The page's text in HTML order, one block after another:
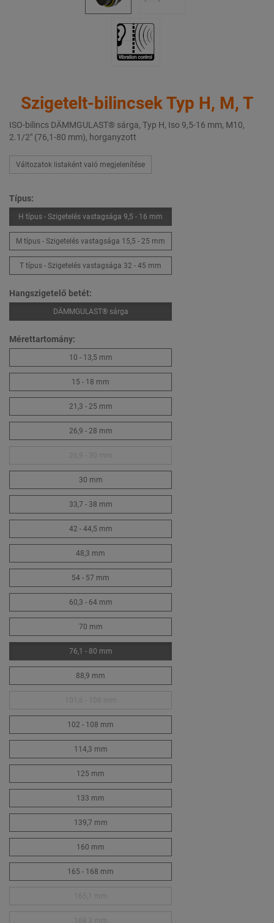
Szigetelt-bilincsek Typ H, M, T
ISO-bilincs DÄMMGULAST® sárga, Typ H, Iso 9,5-16 mm, M10,
2.1/2" (76,1-80 mm), horganyzott
Változatok listaként való megjelenítése
Típus:
H típus - Szigetelés vastagsága 9,5 - 16 mm
M típus - Szigetelés vastagsága 15,5 - 25 mm
T típus - Szigetelés vastagsága 32 - 45 mm
Hangszigetelő betét:
DÄMMGULAST® sárga
Mérettartomány:
10 - 13,5 mm
15 - 18 mm
21,3 - 25 mm
26,9 - 28 mm
30 mm
33,7 - 38 mm
42 - 44,5 mm
48,3 mm
54 - 57 mm
60,3 - 64 mm
70 mm
76,1 - 80 mm
88,9 mm
102 - 108 mm
114,3 mm
125 mm
133 mm
139,7 mm
160 mm
165 - 168 mm